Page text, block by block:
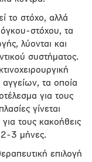
το στόχο, αλλά
στόχου, τα
λύονται και
συστήματος.
τα οποία
για τους
γίνεται
τους κακοήθεις
2-3 μήνες.
επιλογή